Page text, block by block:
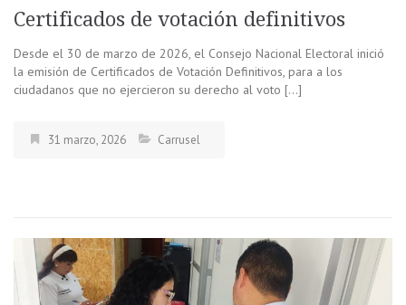
Certificados de votación definitivos
Desde el 30 de marzo de 2026, el Consejo Nacional Electoral inició
la emisión de Certificados de Votación Definitivos, para a los
ciudadanos que no ejercieron su derecho al voto […]
31 marzo, 2026 Carrusel